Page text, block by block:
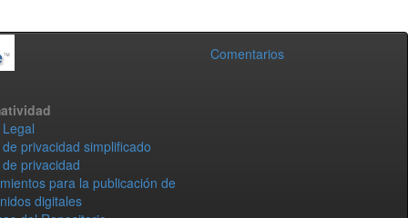
Comentarios
privacidad simplificado
privacidad
para la publicación de
digitales